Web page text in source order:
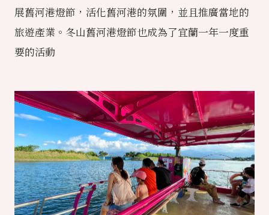
展舊河港燈節，活化舊河港的氛圍，並且推廣當地的
旅遊產業。冬山舊河港燈節也成為了宜蘭一年一度重
要的活動